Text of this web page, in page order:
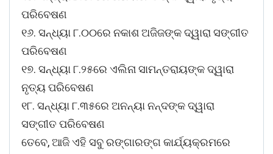
ପରିବେଷଣ
୧୬. ସନ୍ଧ୍ୟା ୮.୦୦ରେ ନକାଶ ଅଜିଜଙ୍କ ଦ୍ୱାରା ସଙ୍ଗୀତ
ପରିବେଷଣ
୧୭. ସନ୍ଧ୍ୟା ୮.୨୫ରେ ଏଲିନା ସାମନ୍ତରାୟଙ୍କ ଦ୍ୱାରା
ନୃତ୍ୟ ପରିବେଷଣ
୧୮. ସନ୍ଧ୍ୟା ୮.୩୫ରେ ଅନନ୍ୟା ନନ୍ଦଙ୍କ ଦ୍ୱାରା
ସଙ୍ଗୀତ ପରିବେଷଣ
ତେବେ, ଆଜି ଏହି ସବୁ ରଙ୍ଗାରଙ୍ଗ କାର୍ଯ୍ୟକ୍ରମରେ